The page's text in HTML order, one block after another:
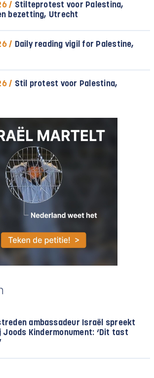
/ Stilteprotest voor Palestina,
bezetting, Utrecht
/ Daily reading vigil for Palestine,
/ Stil protest voor Palestina,
ambassadeur Israël spreekt
Joods Kindermonument: ‘Dit tast